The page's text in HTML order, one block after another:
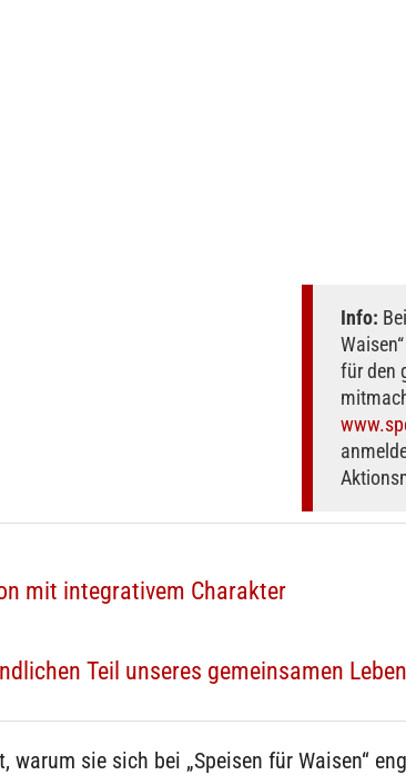
Info:
für den
mit integrativem Charakter
Teil unseres gemeinsamen
warum sie sich bei „Speisen für Waisen“